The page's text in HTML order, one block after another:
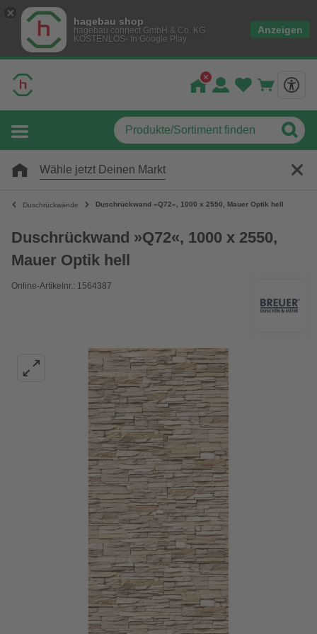
hagebau shop
hagebau connect GmbH & Co. KG
KOSTENLOS- In Google Play
Anzeigen
Wähle jetzt Deinen Markt
Duschrückwände Duschrückwand »Q72«, 1000 x 2550, Mauer Optik hell
Duschrückwand »Q72«, 1000 x 2550,
Mauer Optik hell
Online-Artikelnr.: 1564387